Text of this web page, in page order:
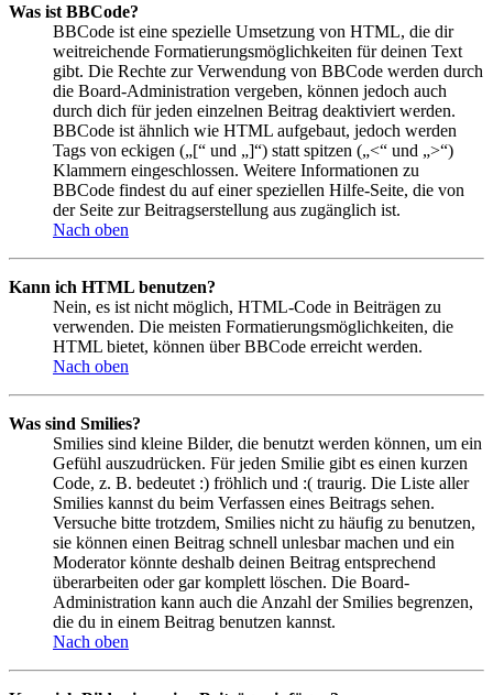
Was ist BBCode?
BBCode ist eine spezielle Umsetzung von HTML, die dir
weitreichende Formatierungsmöglichkeiten für deinen Text
gibt. Die Rechte zur Verwendung von BBCode werden durch
die Board-Administration vergeben, können jedoch auch
durch dich für jeden einzelnen Beitrag deaktiviert werden.
BBCode ist ähnlich wie HTML aufgebaut, jedoch werden
Tags von eckigen („[“ und „]“) statt spitzen („<“ und „>“)
Klammern eingeschlossen. Weitere Informationen zu
BBCode findest du auf einer speziellen Hilfe-Seite, die von
der Seite zur Beitragserstellung aus zugänglich ist.
Nach oben
Kann ich HTML benutzen?
Nein, es ist nicht möglich, HTML-Code in Beiträgen zu
verwenden. Die meisten Formatierungsmöglichkeiten, die
HTML bietet, können über BBCode erreicht werden.
Nach oben
Was sind Smilies?
Smilies sind kleine Bilder, die benutzt werden können, um ein
Gefühl auszudrücken. Für jeden Smilie gibt es einen kurzen
Code, z. B. bedeutet :) fröhlich und :( traurig. Die Liste aller
Smilies kannst du beim Verfassen eines Beitrags sehen.
Versuche bitte trotzdem, Smilies nicht zu häufig zu benutzen,
sie können einen Beitrag schnell unlesbar machen und ein
Moderator könnte deshalb deinen Beitrag entsprechend
überarbeiten oder gar komplett löschen. Die Board-
Administration kann auch die Anzahl der Smilies begrenzen,
die du in einem Beitrag benutzen kannst.
Nach oben